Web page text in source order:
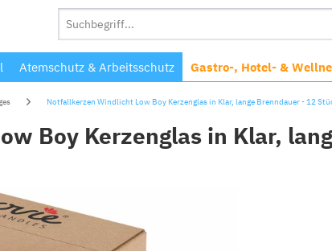
Atemschutz & Arbeitsschutz Gastro-, Hotel- &
Notfallkerzen Windlicht Low Boy Kerzenglas in Klar, lange Brenndauer - 12
Boy Kerzenglas in Klar,